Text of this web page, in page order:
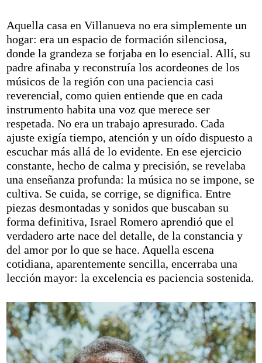
Aquella casa en Villanueva no era simplemente un
hogar: era un espacio de formación silenciosa,
donde la grandeza se forjaba en lo esencial. Allí, su
padre afinaba y reconstruía los acordeones de los
músicos de la región con una paciencia casi
reverencial, como quien entiende que en cada
instrumento habita una voz que merece ser
respetada. No era un trabajo apresurado. Cada
ajuste exigía tiempo, atención y un oído dispuesto a
escuchar más allá de lo evidente. En ese ejercicio
constante, hecho de calma y precisión, se revelaba
una enseñanza profunda: la música no se impone, se
cultiva. Se cuida, se corrige, se dignifica. Entre
piezas desmontadas y sonidos que buscaban su
forma definitiva, Israel Romero aprendió que el
verdadero arte nace del detalle, de la constancia y
del amor por lo que se hace. Aquella escena
cotidiana, aparentemente sencilla, encerraba una
lección mayor: la excelencia es paciencia sostenida.